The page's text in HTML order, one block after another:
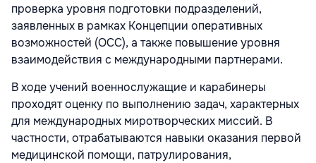
проверка уровня подготовки подразделений,
заявленных в рамках Концепции оперативных
возможностей (OCC), а также повышение уровня
взаимодействия с международными партнерами.
В ходе учений военнослужащие и карабинеры
проходят оценку по выполнению задач, характерных
для международных миротворческих миссий. В
частности, отрабатываются навыки оказания первой
медицинской помощи, патрулирования,